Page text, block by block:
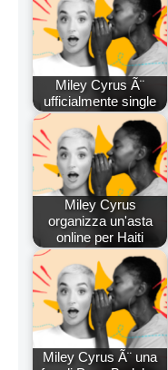
Miley Cyrus Ã¨
ufficialmente single
Miley Cyrus
organizza un'asta
online per Haiti
Miley Cyrus Ã¨ una